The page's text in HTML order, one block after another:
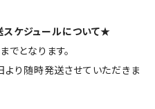
ケジュールについて★
となります。
り随時発送させていただきま